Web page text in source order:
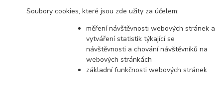
Soubory cookies, které jsou zde užity za účelem:
měření návštěvnosti webových stránek a
vytváření statistik týkající se
návštěvnosti a chování návštěvníků na
webových stránkách
základní funkčnosti webových stránek